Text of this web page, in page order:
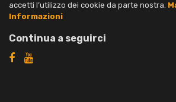
accetti l’utilizzo dei cookie da parte nostra.
Informazioni
Continua a seguirci